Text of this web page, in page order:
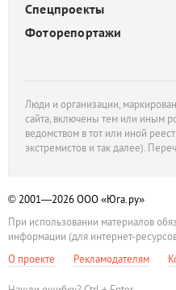
Спецпроекты
Фоторепортажи
Люди и организации,
сайта, включены тем или иным
ведомством в тот или иной
экстремистов и так далее).
© 2001—2026ООО «Юга.ру»
При использовании материалов
информации (для интернет-
О проекте
Рекламодателям